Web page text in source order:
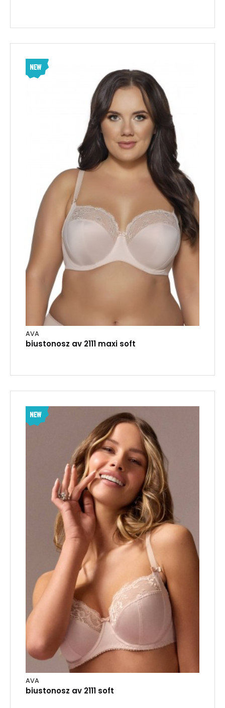
AVA
biustonosz av 2111 maxi soft
AVA
biustonosz av 2111 soft